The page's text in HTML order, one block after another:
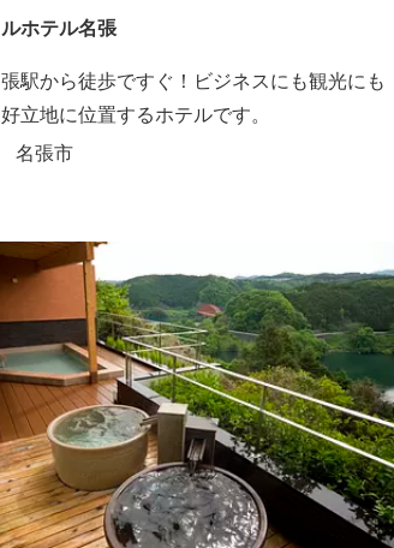
ホテル名張
駅から徒歩ですぐ！ビジネスにも観光にも
立地に位置するホテルです。
名張市